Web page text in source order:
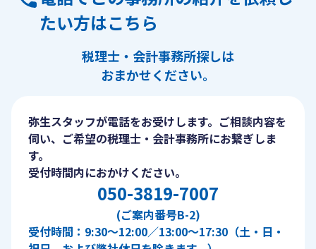
たい方はこちら
税理士・会計事務所探しは
おまかせください。
弥生スタッフが電話をお受けします。ご相談内容を
伺い、ご希望の税理士・会計事務所にお繋ぎしま
す。
受付時間内におかけください。
050-3819-7007
(ご案内番号B-2)
受付時間：9:30〜12:00／13:00〜17:30（土・日・